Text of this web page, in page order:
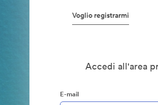
Voglio registrarmi
Accedi all'area
E-mail